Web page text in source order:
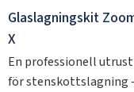
Glaslagningskit
X
En professionell
för stenskottslagning